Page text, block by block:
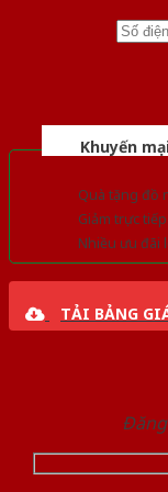
Khuyến
Quà tặng đồ
Giảm trực
Nhiều ưu đãi
TẢI BẢNG